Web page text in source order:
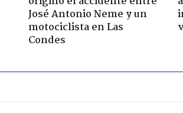
José Antonio Neme y un
motociclista en Las
Condes